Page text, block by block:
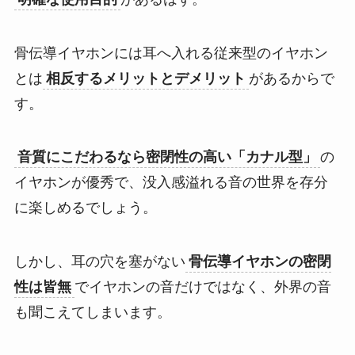
骨伝導イヤホンには耳へ入れる従来型のイヤホン
とは 相反するメリットとデメリット があるからで
す。
音質にこだわるなら密閉性の高い「カナル型」
の
イヤホンが優秀で、没入感溢れる音の世界を存分
に楽しめるでしょう。
しかし、耳の穴を塞がない 骨伝導イヤホンの密閉
性は皆無 でイヤホンの音だけではなく、外界の音
も聞こえてしまいます。